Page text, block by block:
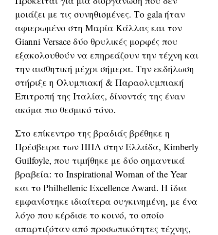
μοιάζει με τις συνηθισμένες. Το gala ήταν
αφιερωμένο στη Μαρία Κάλλας και τον
Gianni Versace δύο θρυλικές μορφές που
εξακολουθούν να επηρεάζουν την τέχνη και
την αισθητική μέχρι σήμερα. Την εκδήλωση
στήριξε η Ολυμπιακή & Παραολυμπιακή
Επιτροπή της Ιταλίας, δίνοντάς της έναν
ακόμα πιο θεσμικό τόνο.
Στο επίκεντρο της βραδιάς βρέθηκε η
Πρέσβειρα των ΗΠΑ στην Ελλάδα, Kimberly
Guilfoyle, που τιμήθηκε με δύο σημαντικά
βραβεία: το Inspirational Woman of the Year
και το Philhellenic Excellence Award. Η ίδια
εμφανίστηκε ιδιαίτερα συγκινημένη, με ένα
λόγο που κέρδισε το κοινό, το οποίο
απαρτιζόταν από προσωπικότητες τέχνης,